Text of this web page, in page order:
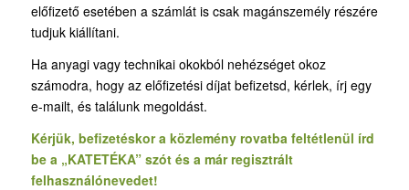
előfizető esetében a számlát is csak magánszemély részére
tudjuk kiállítani.
Ha anyagi vagy technikai okokból nehézséget okoz
számodra, hogy az előfizetési díjat befizetsd, kérlek, írj egy
e-mailt, és találunk megoldást.
Kérjük, befizetéskor a közlemény rovatba feltétlenül írd
be a „KATETÉKA” szót és a már regisztrált
felhasználónevedet!